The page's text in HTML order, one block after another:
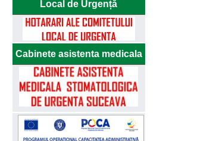
Local de Urgență
Cabinete asistenta medicala